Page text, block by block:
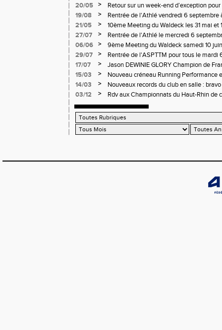
20/05
>
Retour sur un week-end d’exception pour
19/08
>
Rentrée de l'Athlé vendredi 6 septembre
petits et grands au Waldeck
21/05 >
10ème Meeting du Waldeck les 31 mai et
27/07
>
Rentrée de l'Athlé le mercredi 6
06/06
>
9ème Meeting du Waldeck samedi 10
29/07
>
Rentrée de l'ASPTTM pour tous le mardi
17/07
>
Jason DEWINIE GLORY Champion de
15/03
>
Nouveau créneau Running Performance
Rebischung !
14/03 >
Nouveaux records du club en salle :
U16) et Jason DEWINIE (poids U18, vice-
03/12 >
Rdv aux Championnats du Haut-Rhin de